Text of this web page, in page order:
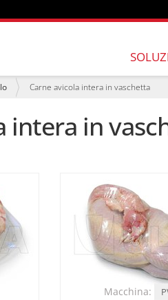
Carne avicola intera in vaschetta
intera in
Macchina: